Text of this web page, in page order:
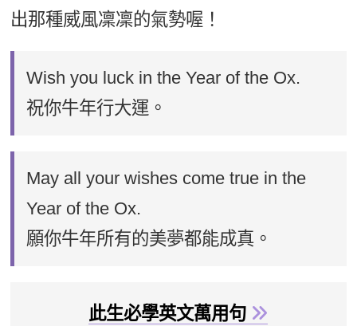
出那種威風凜凜的氣勢喔！
Wish you luck in the Year of the Ox.
祝你牛年行大運。
May all your wishes come true in the
Year of the Ox.
願你牛年所有的美夢都能成真。
此生必學英文萬用句